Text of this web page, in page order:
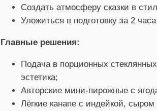
Создать атмосферу сказки в
Уложиться в подготовку за 2
Главные решения:
Подача в порционных
эстетика;
Авторские мини-пирожные с
Лёгкие канапе с индейкой,